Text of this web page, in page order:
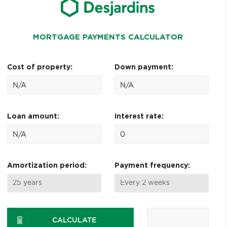
MORTGAGE PAYMENTS CALCULATOR
Cost of property: Down payment:
Loan amount: Interest rate:
Amortization period: Payment frequency:
CALCULATE